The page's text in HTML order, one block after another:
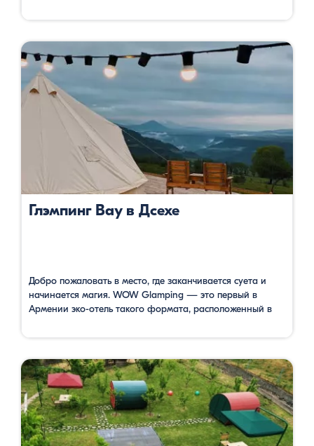
создала действительно нечто уникальное в горах
Армении. Если вы работайте на удалёнке, и вам …
Глэмпинг Вау в Дсехе
Добро пожаловать в место, где заканчивается суета и
начинается магия. WOW Glamping — это первый в
Армении эко-отель такого формата, расположенный в
glamorous camping: вы спите в уютном куполе под
звездами, …